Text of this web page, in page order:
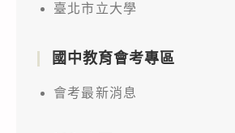
臺北市立大學
國中教育會考專區
會考最新消息